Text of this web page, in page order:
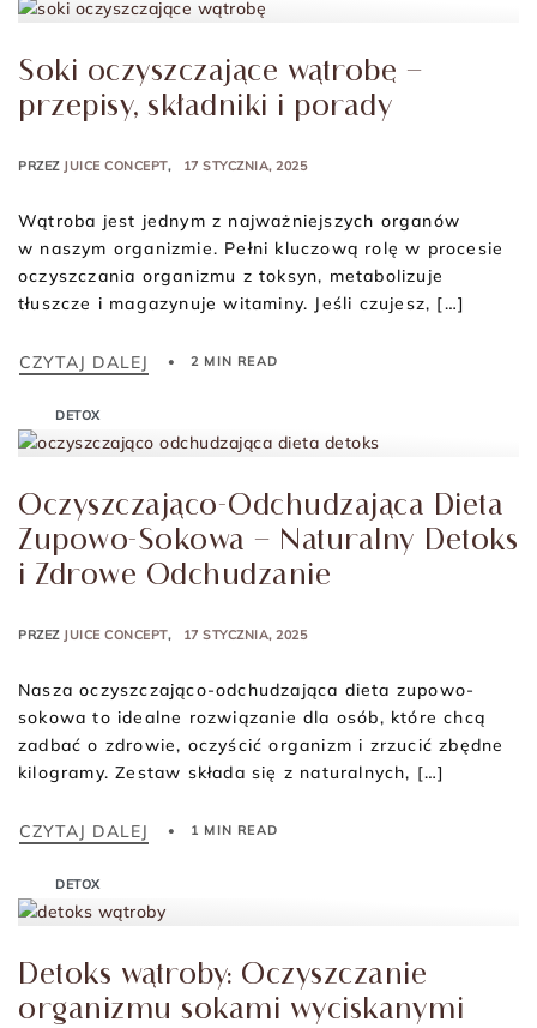
Soki oczyszczające wątrobę –
przepisy, składniki i porady
PRZEZ JUICE CONCEPT 17 STYCZNIA, 2025
Wątroba jest jednym z najważniejszych organów
w naszym organizmie. Pełni kluczową rolę w procesie
oczyszczania organizmu z toksyn, metabolizuje
tłuszcze i magazynuje witaminy. Jeśli czujesz, […]
CZYTAJ DALEJ 2 MIN READ
DETOX
Oczyszczająco-Odchudzająca Dieta
Zupowo-Sokowa – Naturalny Detoks
i Zdrowe Odchudzanie
PRZEZ JUICE CONCEPT 17 STYCZNIA, 2025
Nasza oczyszczająco-odchudzająca dieta zupowo-
sokowa to idealne rozwiązanie dla osób, które chcą
zadbać o zdrowie, oczyścić organizm i zrzucić zbędne
kilogramy. Zestaw składa się z naturalnych, […]
CZYTAJ DALEJ 1 MIN READ
DETOX
Detoks wątroby: Oczyszczanie
organizmu sokami wyciskanymi